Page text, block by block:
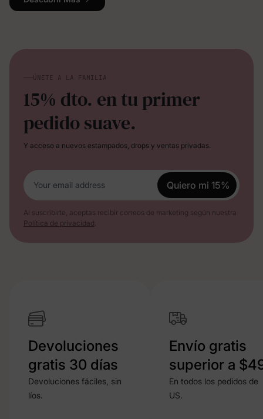
ÚNETE A LA FAMILIA
15% dto. en tu primer
pedido suave.
Y acceso a nuevos estampados, drops y ventas privadas.
Your email address
Quiero mi 15%
Al suscribirte, aceptas recibir correos de marketing según nuestra
Política de privacidad.
Devoluciones
gratis 30 días
Devoluciones fáciles, sin
líos.
Envío gratis
superior a
En todos los pedidos de
US.